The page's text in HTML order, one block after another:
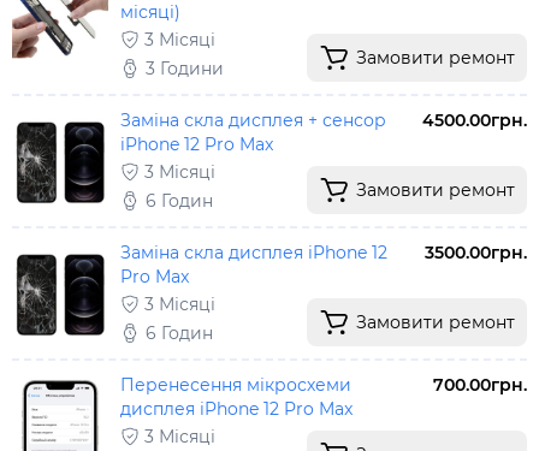
місяці)
3 Місяці
3 Години Замовити ремонт
Заміна скла дисплея + сенсор
iPhone 12 Pro Max
3 Місяці
4500.00грн.
6 Годин Замовити ремонт
Заміна скла дисплея iPhone 12
Pro Max
3 Місяці
3500.00грн.
6 Годин Замовити ремонт
Перенесення мікросхеми
дисплея iPhone 12 Pro Max
3 Місяці
700.00грн.